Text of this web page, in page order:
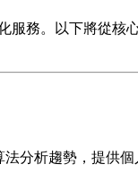
服務。以下將從核
分析趨勢，提供